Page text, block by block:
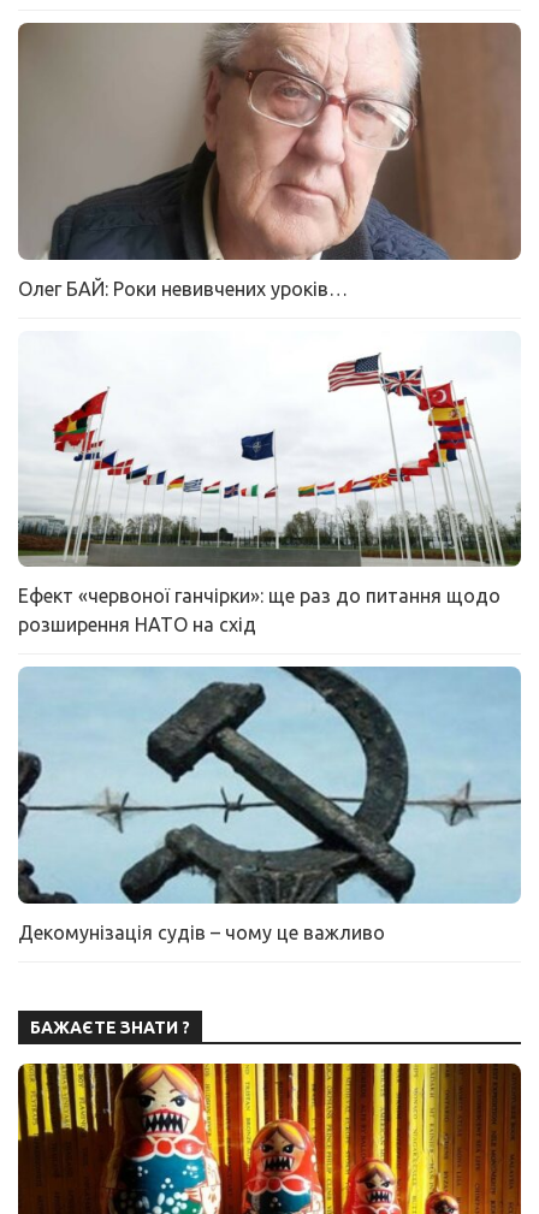
Олег БАЙ: Роки невивчених уроків…
Ефект «червоної ганчірки»: ще раз до питання щодо
розширення НАТО на схід
Декомунізація судів – чому це важливо
БАЖАЄТЕ ЗНАТИ ?